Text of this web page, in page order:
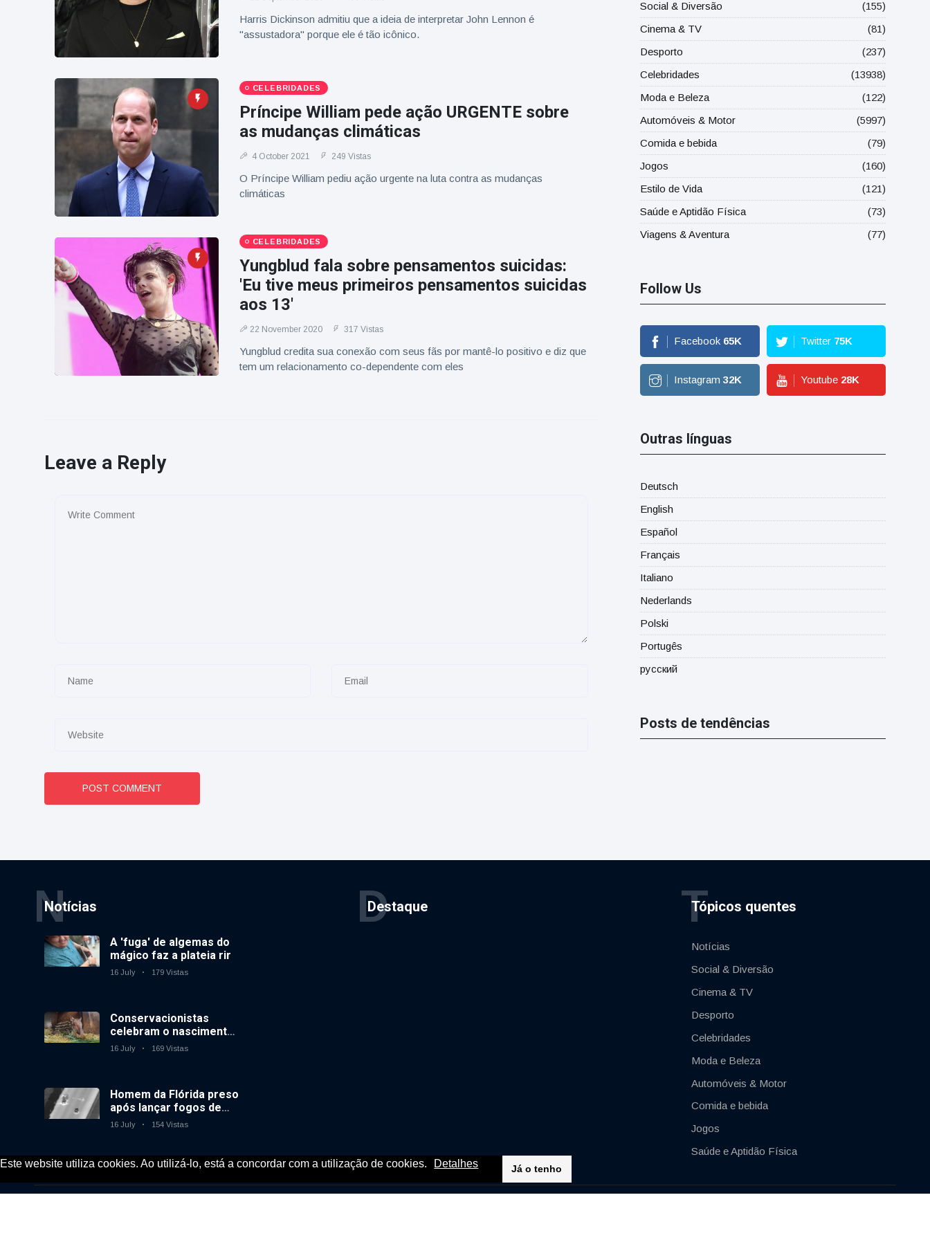
Este website utiliza cookies. Ao utilizá-lo, está a concordar com a utilização de cookies. Detalhes Já o tenho
Harris Dickinson admitiu que a ideia de interpretar John Lennon é
"assustadora" porque ele é tão icônico.
CELEBRIDADES
Príncipe William pede ação URGENTE sobre
as mudanças climáticas
4 October 2021 249 Vistas
O Príncipe William pediu ação urgente na luta contra as mudanças
climáticas
CELEBRIDADES
Yungblud fala sobre pensamentos suicidas:
'Eu tive meus primeiros pensamentos suicidas
aos 13'
22 November 2020 317 Vistas
Yungblud credita sua conexão com seus fãs por mantê-lo positivo e diz que
tem um relacionamento co-dependente com eles
Leave a Reply
POST COMMENT
Social & Diversão
(155)
Cinema & TV
(81)
Desporto
(237)
Celebridades
(13938)
Moda e Beleza
(122)
Automóveis & Motor
(5997)
Comida e bebida
(79)
Jogos
(160)
Estilo de Vida
(121)
Saúde e Aptidão Física
(73)
Viagens & Aventura
(77)
Follow Us
Facebook 65K Twitter 75K
Instagram 32K Youtube 28K
Outras línguas
Deutsch
English
Español
Français
Italiano
Nederlands
Polski
Portugês
русский
Posts de tendências
Notícias
N
A 'fuga' de algemas do
mágico faz a plateia rir
16 July 179 Vistas
Conservacionistas
celebram o nascimento
do primeiro tapir de
16 July 169 Vistas
Homem da Flórida preso
após lançar fogos de
artifício de um carro em
16 July 154 Vistas
Destaque
D Tópicos quentes
T
Notícias
Social & Diversão
Cinema & TV
Desporto
Celebridades
Moda e Beleza
Automóveis & Motor
Comida e bebida
Jogos
Saúde e Aptidão Física